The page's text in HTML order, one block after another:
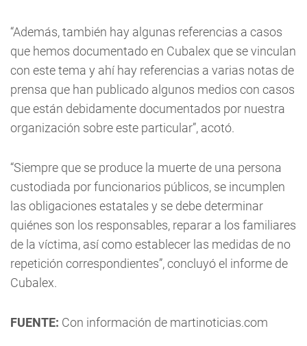
“Además, también hay algunas referencias a casos
que hemos documentado en Cubalex que se vinculan
con este tema y ahí hay referencias a varias notas de
prensa que han publicado algunos medios con casos
que están debidamente documentados por nuestra
organización sobre este particular”, acotó.
“Siempre que se produce la muerte de una persona
custodiada por funcionarios públicos, se incumplen
las obligaciones estatales y se debe determinar
quiénes son los responsables, reparar a los familiares
de la víctima, así como establecer las medidas de no
repetición correspondientes”, concluyó el informe de
Cubalex.
FUENTE: Con información de martinoticias.com